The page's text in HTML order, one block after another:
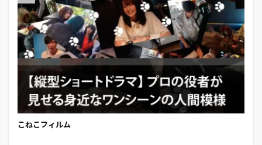
こねこフィルム